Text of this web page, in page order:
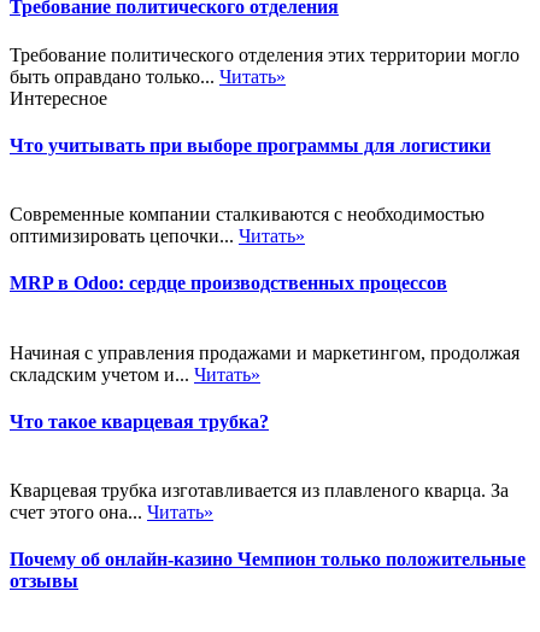
Требование политического отделения
Требование политического отделения этих территории могло
быть оправдано только... Читать»
Интересное
Что учитывать при выборе программы для логистики
Современные компании сталкиваются с необходимостью
оптимизировать цепочки... Читать»
MRP в Odoo: сердце производственных процессов
Начиная с управления продажами и маркетингом, продолжая
складским учетом и... Читать»
Что такое кварцевая трубка?
Кварцевая трубка изготавливается из плавленого кварца. За
счет этого она... Читать»
Почему об онлайн-казино Чемпион только положительные
отзывы